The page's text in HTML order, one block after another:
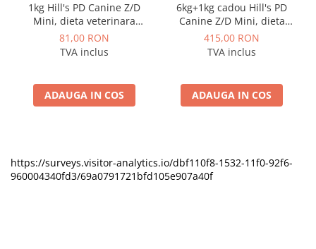
1kg Hill's PD Canine Z/D
Mini, dieta veterinara
pentru caini cu probleme
dermatologice
81,00 RON
TVA inclus
ADAUGA IN COS
6kg+1kg cadou Hill's PD
Canine Z/D Mini, dieta
veterinara pentru caini cu
probleme dermatologice
415,00 RON
TVA inclus
ADAUGA IN COS
https://surveys.visitor-analytics.io/dbf110f8-1532-11f0-92f6-
960004340fd3/69a0791721bfd105e907a40f